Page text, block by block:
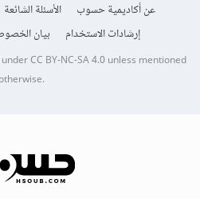
عن أكاديمية حسوب الأسئلة الشائعة
إرشادات الاستخدام
بيان
CC BY-NC-SA 4.0unless mentioned